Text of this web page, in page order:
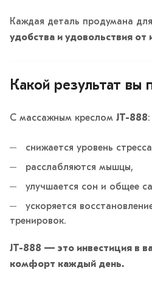
Каждая деталь продумана для
удобства и удовольствия от
Какой результат вы
С массажным креслом JT-888:
снижается уровень
расслабляются мышцы,
улучшается сон и общее
ускоряется
тренировок.
JT-888 — это инвестиция в
комфорт каждый день.